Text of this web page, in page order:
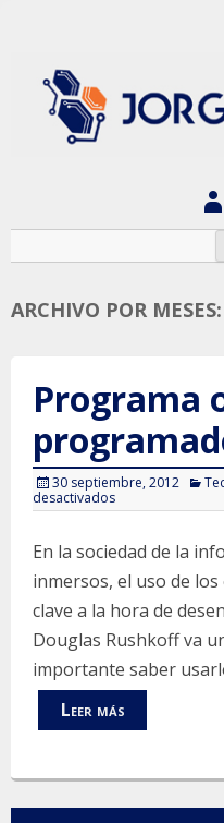
ARCHIVO POR MESES:
Programa
30 septiembre, 2012
desactivadosen
Programa
programado
En la sociedad de la
inmersos, el uso de
clave a la hora de
Douglas Rushkoff va
importante saber
Leer más